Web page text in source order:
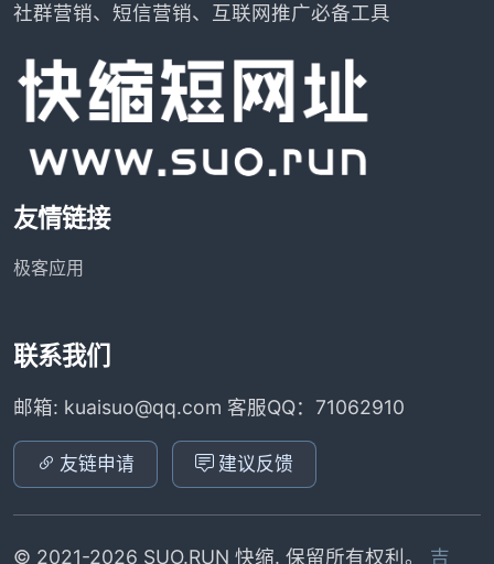
社群营销、短信营销、互联网推广必备工具
友情链接
极客应用
联系我们
邮箱: kuaisuo@qq.com 客服QQ：71062910
友链申请 建议反馈
© 2021-2026 SUO.RUN 快缩. 保留所有权利。 吉